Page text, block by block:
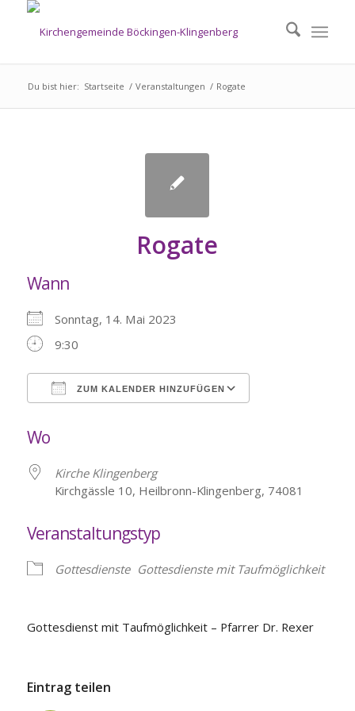
Du bist hier: Startseite / Veranstaltungen / Rogate
Rogate
Wann
Sonntag, 14. Mai 2023
9:30
ZUM KALENDER HINZUFÜGEN
Wo
Kirche Klingenberg
Kirchgässle 10, Heilbronn-Klingenberg, 74081
Veranstaltungstyp
Gottesdienste Gottesdienste mit Taufmöglichkeit
Gottesdienst mit Taufmöglichkeit – Pfarrer Dr. Rexer
Eintrag teilen